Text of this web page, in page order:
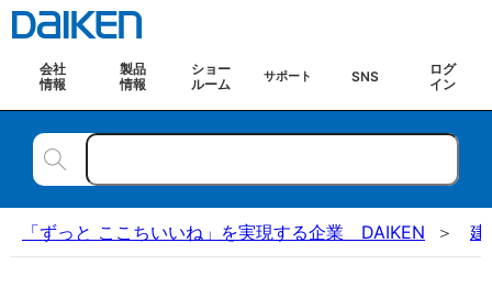
会社
情報
製品
情報
ショー
ルーム
サポート SNS
ログ
イン
「ずっと ここちいいね」を実現する企業 DAIKEN 建